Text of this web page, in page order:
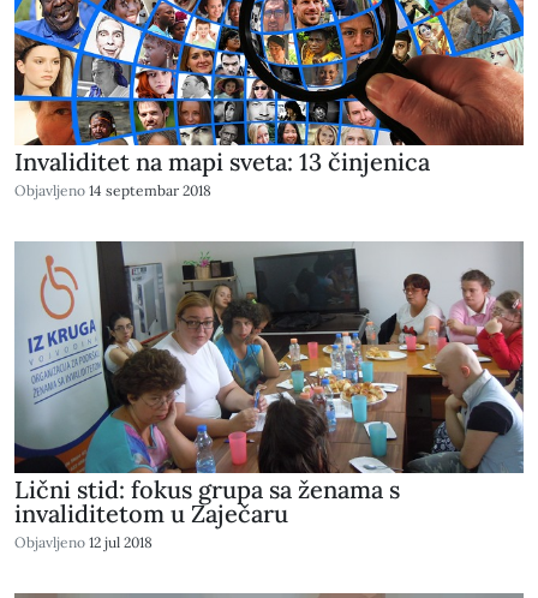
Invaliditet na mapi sveta: 13 činjenica
Objavljeno 14 septembar 2018
Lični stid: fokus grupa sa ženama s
invaliditetom u Zaječaru
Objavljeno 12 jul 2018